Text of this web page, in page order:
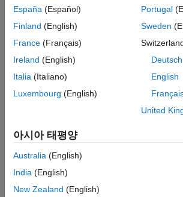
España (Español)
Finland (English)
France (Français)
Ireland (English)
Italia (Italiano)
Luxembourg (English)
Portugal
Sweden
Deutsch
English
United
아시아 태평양
Australia (English)
India (English)
New Zealand (English)
© 1994-2026 The MathWorks, Inc.